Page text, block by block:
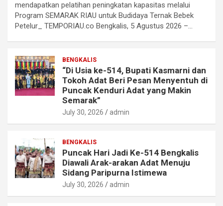
mendapatkan pelatihan peningkatan kapasitas melalui
Program SEMARAK RIAU untuk Budidaya Ternak Bebek
Petelur_ TEMPORIAU.co Bengkalis, 5 Agustus 2026 –…
BENGKALIS
“Di Usia ke-514, Bupati Kasmarni dan
Tokoh Adat Beri Pesan Menyentuh di
Puncak Kenduri Adat yang Makin
Semarak”
July 30, 2026 admin
BENGKALIS
Puncak Hari Jadi Ke-514 Bengkalis
Diawali Arak-arakan Adat Menuju
Sidang Paripurna Istimewa
July 30, 2026 admin